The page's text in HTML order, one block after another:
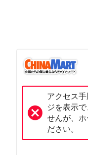
アクセス
ジを表示
せんが、ホ
ださい。